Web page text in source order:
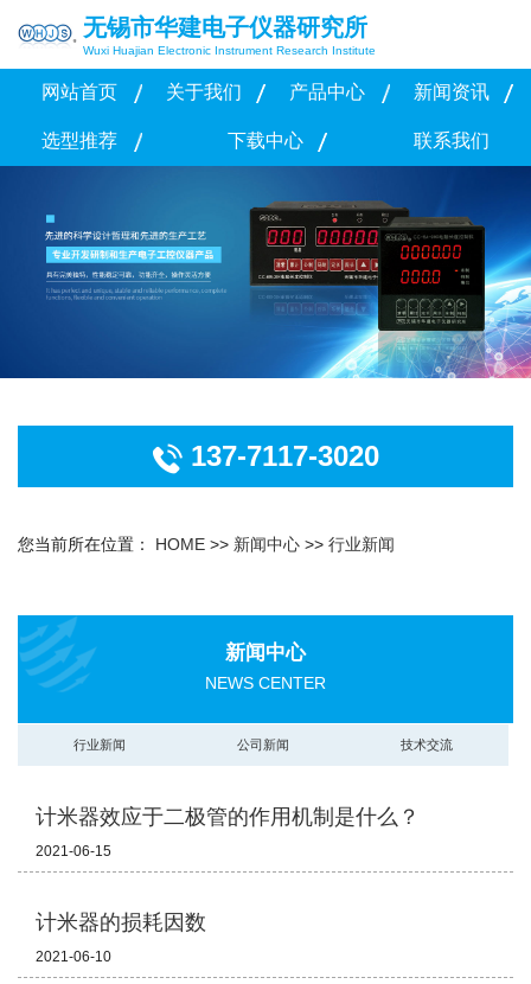
无锡市华建电子仪器研究所
Wuxi Huajian Electronic Instrument Research Institute
网站首页 关于我们 产品中心 新闻资讯
选型推荐 下载中心 联系我们
137-7117-3020
您当前所在位置： HOME >> 新闻中心 >> 行业新闻
新闻中心
NEWS CENTER
行业新闻 公司新闻 技术交流
计米器效应于二极管的作用机制是什么？
2021-06-15
计米器的损耗因数
2021-06-10